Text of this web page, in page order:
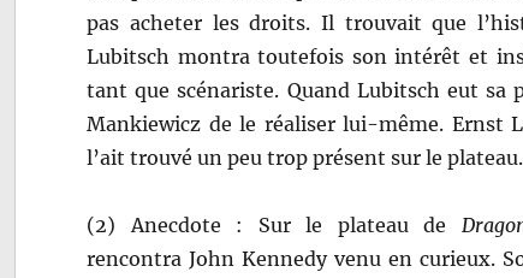
pas acheter les droits. Il trouvait que
Lubitsch montra toutefois son intérêt et
tant que scénariste. Quand Lubitsch eut sa
Mankiewicz de le réaliser lui-même. Ernst
l’ait trouvé un peu trop présent sur le plateau.
(2) Anecdote : Sur le plateau de
rencontra John Kennedy venu en curieux.